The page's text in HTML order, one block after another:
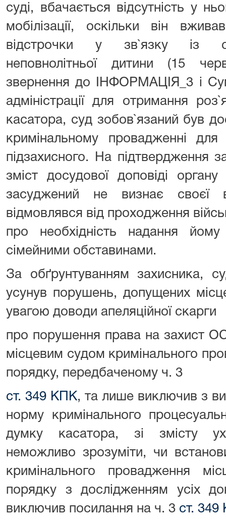
суді, вбачається відсутність у
мобілізації, оскільки він
відстрочки у зв`язку із
неповнолітньої дитини (15
звернення до ІНФОРМАЦІЯ_3 і
адміністрації для отримання
касатора, суд зобов`язаний був
кримінальному провадженні для
підзахисного. На підтвердження
зміст досудової доповіді
засуджений не визнає своєї
відмовлявся від проходження
про необхідність надання
сімейними обставинами.
За обґрунтуванням захисника,
усунув порушень, допущених
увагою доводи апеляційної скарги
про порушення права на захист
місцевим судом кримінального
порядку, передбаченому ч. 3
ст. 349 КПК, та лише виключив з
норму кримінального
думку касатора, зі змісту
неможливо зрозуміти, чи
кримінального провадження
порядку з дослідженням усіх
виключив посилання на ч. 3 ст.